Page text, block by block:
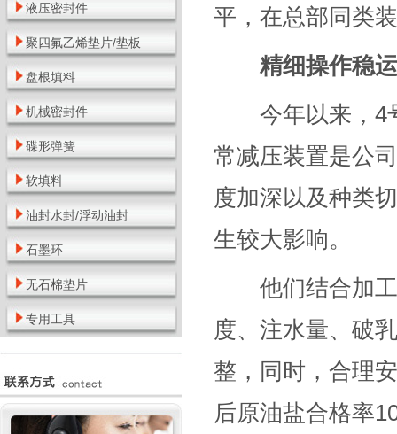
液压密封件
聚四氟乙烯垫片/垫板
盘根填料
机械密封件
碟形弹簧
软填料
油封水封/浮动油封
石墨环
无石棉垫片
专用工具
平，在总部同类
精细操作稳
今年以来，4号
常减压装置是公
度加深以及种类
生较大影响。
他们结合加工
度、注水量、破
整，同时，合理
后原油盐合格率